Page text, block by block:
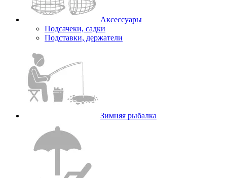
Аксессуары
Подсачеки, садки
Подставки, держатели
Зимняя рыбалка